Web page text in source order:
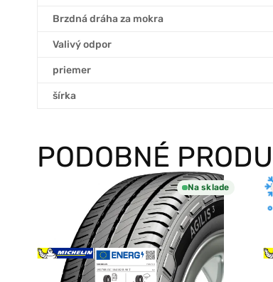
Brzdná dráha za mokra
Valivý odpor
priemer
šírka
PODOBNÉ
Na sklade